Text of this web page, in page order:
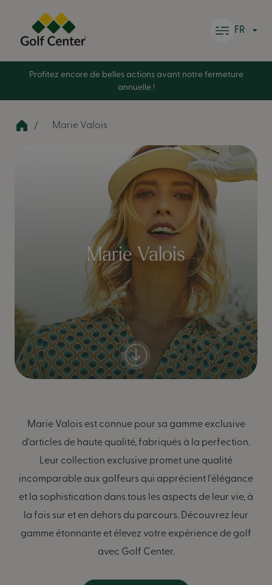
FR
Profitez encore de belles actions avant notre fermeture
annuelle !
Marie Valois
Marie Valois
Marie Valois est connue pour sa gamme exclusive
d'articles de haute qualité, fabriqués à la perfection.
Leur collection exclusive promet une qualité
incomparable aux golfeurs qui apprécient l'élégance
et la sophistication dans tous les aspects de leur vie, à
la fois sur et en dehors du parcours. Découvrez leur
gamme étonnante et élevez votre expérience de golf
avec Golf Center.